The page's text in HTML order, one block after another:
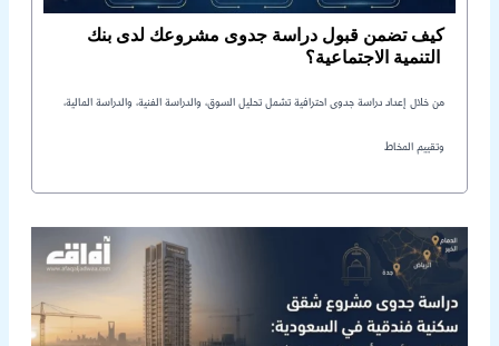
كيف تضمن قبول دراسة جدوى مشروعك لدى بنك
من خلال إعداد دراسة جدوى احترافية تشمل تحليل السوق، والدراسة الفنية، والدراسة المالية،
وتقييم المخاط